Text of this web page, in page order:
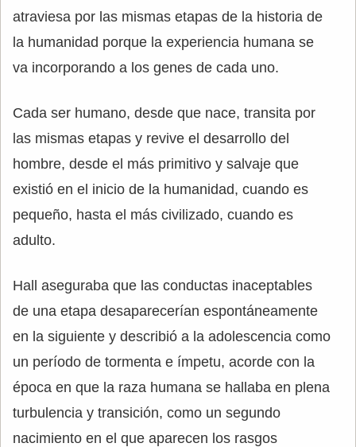
atraviesa por las mismas etapas de la historia de
la humanidad porque la experiencia humana se
va incorporando a los genes de cada uno.
Cada ser humano, desde que nace, transita por
las mismas etapas y revive el desarrollo del
hombre, desde el más primitivo y salvaje que
existió en el inicio de la humanidad, cuando es
pequeño, hasta el más civilizado, cuando es
adulto.
Hall aseguraba que las conductas inaceptables
de una etapa desaparecerían espontáneamente
en la siguiente y describió a la adolescencia como
un período de tormenta e ímpetu, acorde con la
época en que la raza humana se hallaba en plena
turbulencia y transición, como un segundo
nacimiento en el que aparecen los rasgos